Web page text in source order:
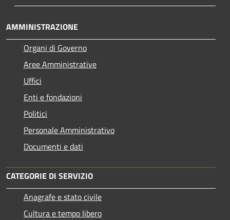
AMMINISTRAZIONE
Organi di Governo
Aree Amministrative
Uffici
Enti e fondazioni
Politici
Personale Amministrativo
Documenti e dati
CATEGORIE DI SERVIZIO
Anagrafe e stato civile
Cultura e tempo libero